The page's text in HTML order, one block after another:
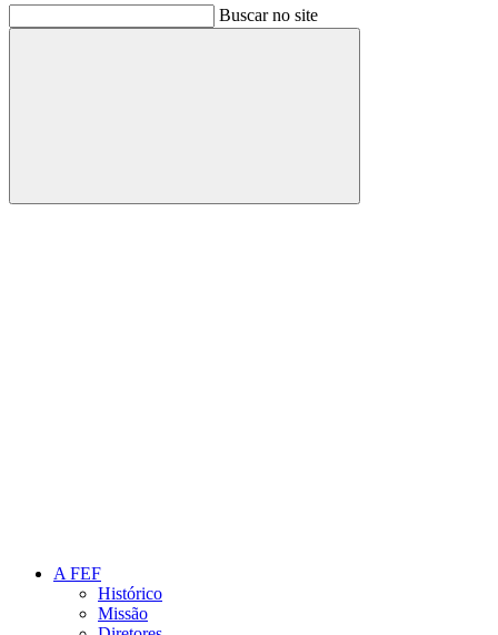
Buscar no site
Buscar
A FEF
Histórico
Missão